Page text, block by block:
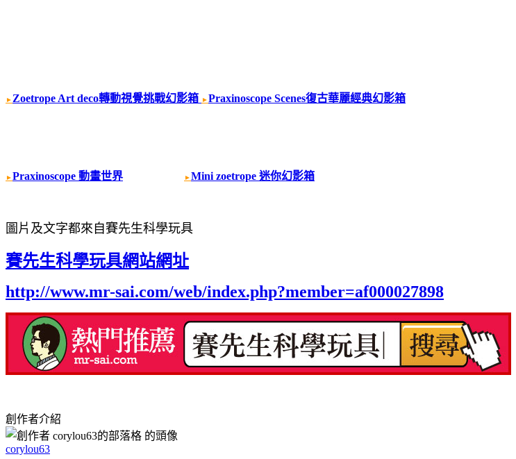
► Zoetrope Art deco轉動視覺挑戰幻影箱 ►Praxinoscope Scenes復古華麗經典幻影箱
►Praxinoscope 動畫世界 ►Mini zoetrope 迷你幻影箱
圖片及文字都來自賽先生科學玩具
賽先生科學玩具網站網址
http://www.mr-sai.com/web/index.php?member=af000027898
創作者介紹
corylou63